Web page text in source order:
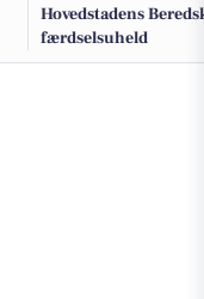
Hovedstadens
færdselsuheld